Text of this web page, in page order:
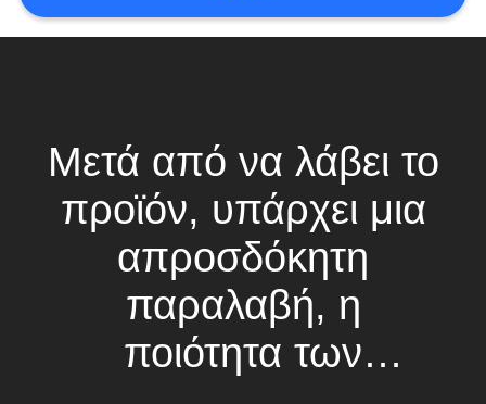
Μετά από να λάβει το
προϊόν, υπάρχει μια
απροσδόκητη
παραλαβή, η
ποιότητα των